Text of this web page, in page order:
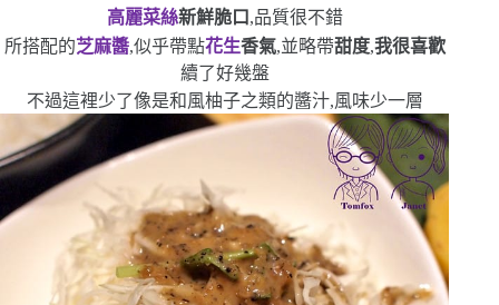
高麗菜絲新鮮脆口 ,品質很不錯
所搭配的芝麻醬,似乎帶點花生香氣,並略帶甜度,我很喜歡
續了好幾盤
不過這裡少了像是和風柚子之類的醬汁,風味少一層